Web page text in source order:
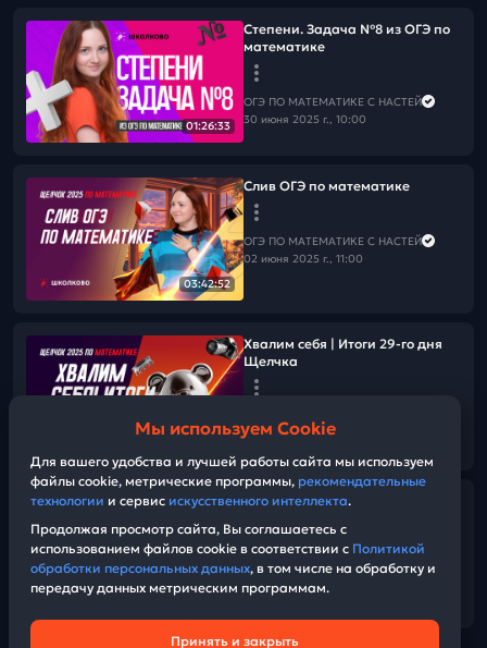
01:26:33
Степени. Задача №8 из ОГЭ по
математике
ОГЭ ПО МАТЕМАТИКЕ С НАСТЕЙ
30 июня 2025 г., 10:00
03:42:52
Слив ОГЭ по математике
ОГЭ ПО МАТЕМАТИКЕ С НАСТЕЙ
02 июня 2025 г., 11:00
Хвалим себя | Итоги 29-го дня
Щелчка
01 июня 2025 г., 16:00
02:46:47
Разбор полного варианта ОГЭ
ОГЭ ПО МАТЕМАТИКЕ С НАСТЕЙ
01 июня 2025 г., 11:00
Мы используем Cookie
Для вашего удобства и лучшей работы сайта мы используем
файлы cookie, метрические программы, рекомендательные
технологии и сервис искусственного интеллекта.
Продолжая просмотр сайта, Вы соглашаетесь с
использованием файлов cookie в соответствии с Политикой
обработки персональных данных, в том числе на обработку и
передачу данных метрическим программам.
Принять и закрыть